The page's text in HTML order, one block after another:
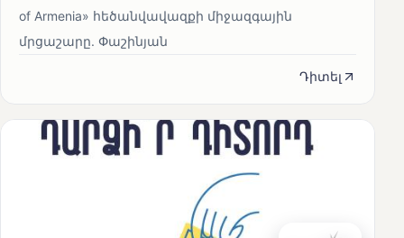
of Armenia» հեծանվավազքի միջազգային
մրցաշարը. Փաշինյան
Դիտել